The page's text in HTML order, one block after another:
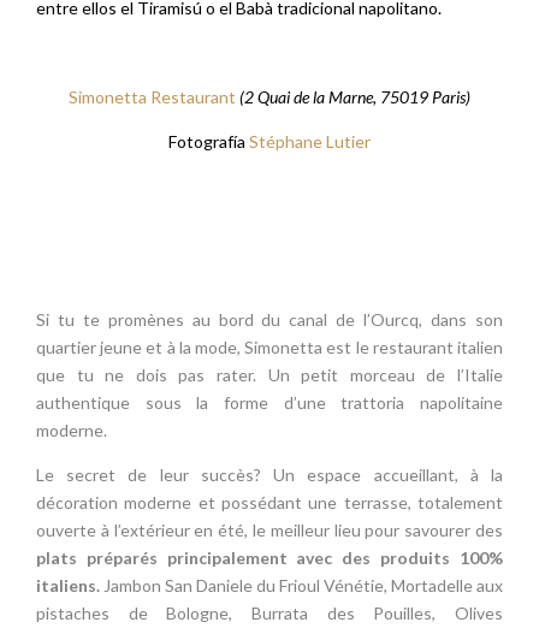
entre ellos el Tiramisú o el Babà tradicional napolitano.
Simonetta Restaurant (2 Quai de la Marne, 75019 Paris)
Fotografía Stéphane Lutier
Si tu te promènes au bord du canal de l’Ourcq, dans son
quartier jeune et à la mode, Simonetta est le restaurant italien
que tu ne dois pas rater. Un petit morceau de l’Italie
authentique sous la forme d’une trattoria napolitaine
moderne.
Le secret de leur succès? Un espace accueillant, à la
décoration moderne et possédant une terrasse, totalement
ouverte à l’extérieur en été, le meilleur lieu pour savourer des
plats préparés principalement avec des produits 100%
italiens. Jambon San Daniele du Frioul Vénétie, Mortadelle aux
pistaches de Bologne, Burrata des Pouilles, Olives